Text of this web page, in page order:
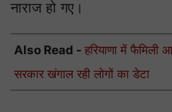
नाराज हो गए।
Also Read - हरियाणा में फैमिली
सरकार खंगाल रही लोगों का डेटा